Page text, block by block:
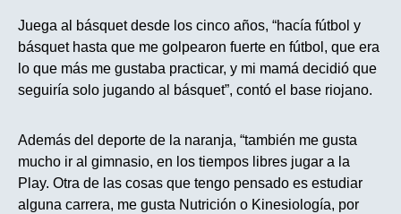
Juega al básquet desde los cinco años, “hacía fútbol y
básquet hasta que me golpearon fuerte en fútbol, que era
lo que más me gustaba practicar, y mi mamá decidió que
seguiría solo jugando al básquet”, contó el base riojano.
Además del deporte de la naranja, “también me gusta
mucho ir al gimnasio, en los tiempos libres jugar a la
Play. Otra de las cosas que tengo pensado es estudiar
alguna carrera, me gusta Nutrición o Kinesiología, por